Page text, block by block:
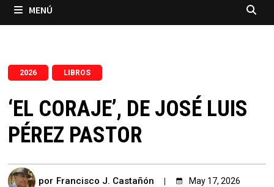
MENÚ
2026 LIBROS
‘EL CORAJE’, DE JOSÉ LUIS
PÉREZ PASTOR
por Francisco J. Castañón May 17, 2026